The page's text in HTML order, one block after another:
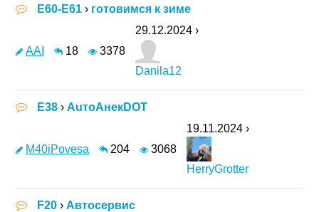
E60-E61 › готовимся к зиме
AAI 18 3378
29.12.2024 ›
Danila12
E38 › АuтоАнекDOT
M40iPovesa 204 3068
19.11.2024 ›
HerryGrotter
F20 › Автосервис